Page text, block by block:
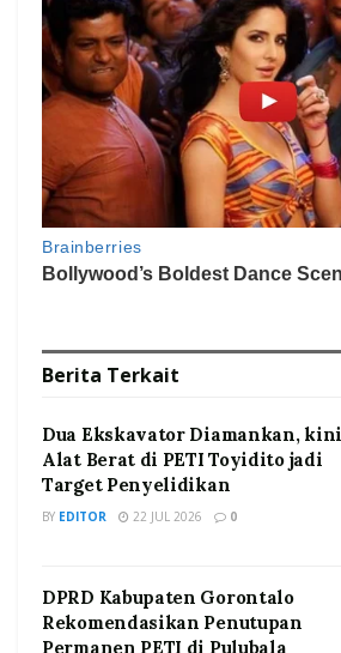
Berita Terkait
Dua Ekskavator Diamankan, kini
Alat Berat di PETI Toyidito jadi
Target Penyelidikan
BY EDITOR 22 JUL 2026 0
DPRD Kabupaten Gorontalo
Rekomendasikan Penutupan
Permanen PETI di Pulubala